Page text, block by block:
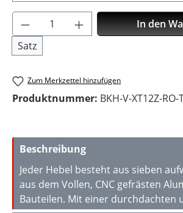
Produkt Anzahl: Gib den
Satz
In den
Zum Merkzettel hinzufügen
Produktnummer: BKH-V-XT12Z-RO-
Beschreibung
Jeder Hebel besteht aus sieben
aus dem Vollen, CNC gefrästen
Bauteilen. Mit einer durchdachten